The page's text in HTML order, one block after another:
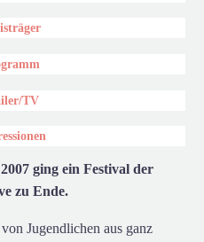
TV
ging ein Festival der
zu Ende.
Jugendlichen aus ganz